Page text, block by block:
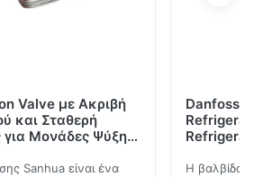
Valve με Ακριβή
και Σταθερή
Μονάδες Ψύξης
Sanhua είναι ένα
Danfoss
Η βαλβίδα